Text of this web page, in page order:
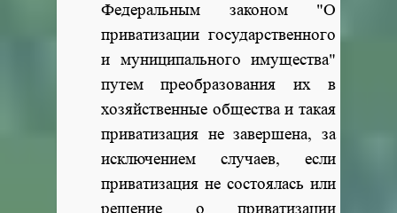
Федеральным законом "О
приватизации государственного
и муниципального имущества"
путем преобразования их в
хозяйственные общества и такая
приватизация не завершена, за
исключением случаев, если
приватизация не состоялась или
решение о приватизации